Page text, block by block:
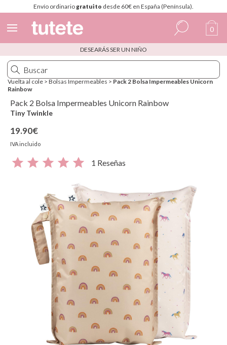
Envío ordinariogratuito desde 60€ en España (Península).
Español
Italiano
Portugués
0
DESEARÁS SER UN NIÑO
Vuelta al cole > Bolsas Impermeables > Pack 2 Bolsa Impermeables Unicorn
Rainbow
Pack 2 Bolsa Impermeables Unicorn Rainbow
Tiny Twinkle
19.90€
IVA incluido
1 Reseñas